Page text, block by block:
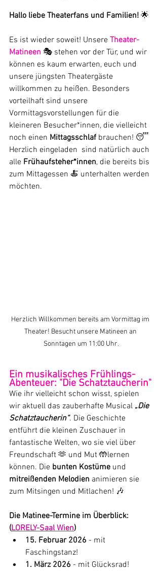
Hallo liebe Theaterfans und Familien! 🌟
Es ist wieder soweit! Unsere Theater-
Matineen 🎭 stehen vor der Tür, und wir
können es kaum erwarten, euch und
unsere jüngsten Theatergäste
willkommen zu heißen. Besonders
vorteilhaft sind unsere
Vormittagsvorstellungen für die
kleineren Besucher*innen, die vielleicht
noch einen Mittagsschlaf brauchen! 😴
Herzlich eingeladen  sind natürlich auch
alle Frühaufsteher*innen, die bereits bis
zum Mittagessen 🍝 unterhalten werden
möchten.
Herzlich Willkommen bereits am Vormittag im
Theater! Besucht unsere Matineen an
Sonntagen um 11:00 Uhr.
Ein musikalisches Frühlings-
Abenteuer: "Die Schatztaucherin"
Wie ihr vielleicht schon wisst, spielen
wir aktuell das zauberhafte Musical „Die
Schatztaucherin“. Die Geschichte
entführt die kleinen Zuschauer in
fantastische Welten, wo sie viel über
Freundschaft 🫶 und Mut 🤲lernen
können. Die bunten Kostüme und
mitreißenden Melodien animieren sie
zum Mitsingen und Mitlachen! 🎶
Die Matinee-Termine im Überblick:
(LORELY-Saal Wien)
15. Februar 2026 - mit
Faschingstanz!
1. März 2026 - mit Glücksrad!